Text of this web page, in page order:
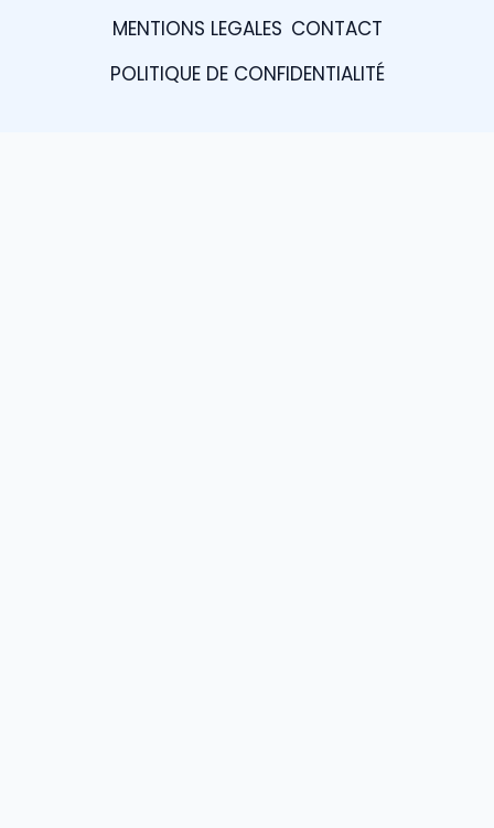
MENTIONS LEGALES CONTACT
POLITIQUE DE CONFIDENTIALITÉ